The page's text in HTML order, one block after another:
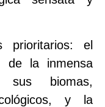
prioritarios: el
de la inmensa
sus biomas,
y la